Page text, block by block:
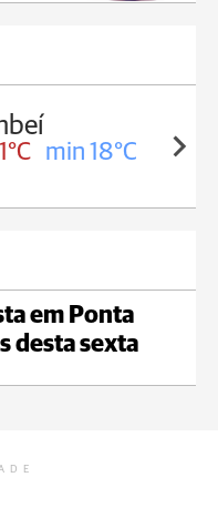
min 18°C
em Ponta
desta sexta